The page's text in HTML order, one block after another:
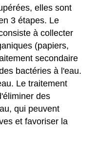
elles sont
3 étapes. Le
à collecter
(papiers,
secondaire
bactéries à l'eau.
Le traitement
des
qui peuvent
et favoriser la